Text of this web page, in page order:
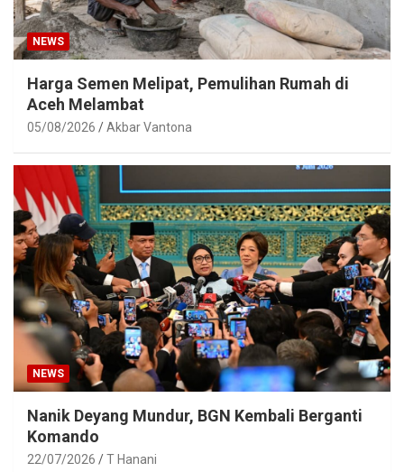
NEWS
Harga Semen Melipat, Pemulihan Rumah di
Aceh Melambat
05/08/2026 Akbar Vantona
NEWS
Nanik Deyang Mundur, BGN Kembali Berganti
Komando
22/07/2026 T Hanani